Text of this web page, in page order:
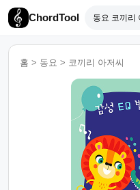
ChordTool
홈 > 동요 > 코끼리 아저씨